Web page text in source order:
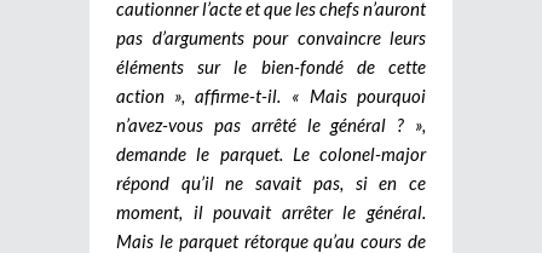
cautionner l’acte et que les chefs n’auront
pas d’arguments pour convaincre leurs
éléments sur le bien-fondé de cette
action », affirme-t-il. « Mais pourquoi
n’avez-vous pas arrêté le général ? »,
demande le parquet. Le colonel-major
répond qu’il ne savait pas, si en ce
moment, il pouvait arrêter le général.
Mais le parquet rétorque qu’au cours de